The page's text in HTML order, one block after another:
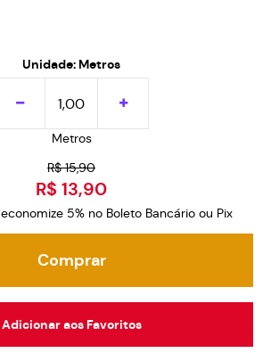
Unidade: Metros
Metros
R$ 15,90
R$ 13,90
economize 5% no Boleto Bancário ou Pix
Comprar
Adicionar aos Favoritos